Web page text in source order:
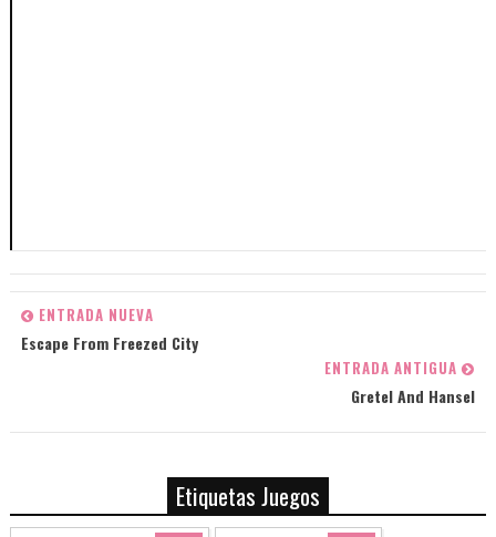
ENTRADA NUEVA
Escape From Freezed City
ENTRADA ANTIGUA
Gretel And Hansel
Etiquetas Juegos